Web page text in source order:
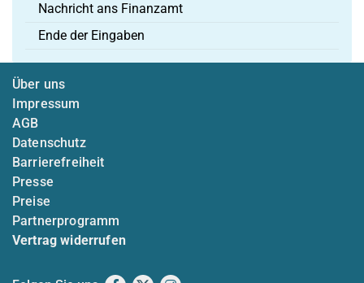
Nachricht ans Finanzamt
Ende der Eingaben
Über uns
Impressum
AGB
Datenschutz
Barrierefreiheit
Presse
Preise
Partnerprogramm
Vertrag widerrufen